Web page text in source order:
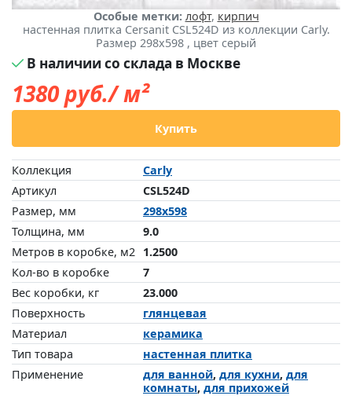
Особые метки: лофт, кирпич
настенная плитка Cersanit CSL524D из коллекции Carly.
Размер 298x598 , цвет серый
В наличии со склада в Москве
1380руб./ м²
Купить
Коллекция
Carly
Артикул
CSL524D
Размер, мм
298x598
Толщина, мм
9.0
Метров в коробке, м2 1.2500
Кол-во в коробке
7
Вес коробки, кг
23.000
Поверхность
глянцевая
Материал
керамика
Тип товара
настенная плитка
Применение
для ванной, для кухни, для
комнаты, для прихожей